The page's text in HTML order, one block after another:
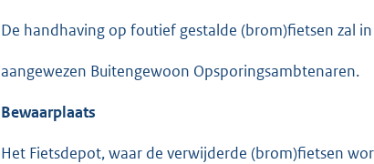
De handhaving op foutief gestalde (brom)fietsen zal
aangewezen Buitengewoon Opsporingsambtenaren.
Bewaarplaats
Het Fietsdepot, waar de verwijderde (brom)fietsen